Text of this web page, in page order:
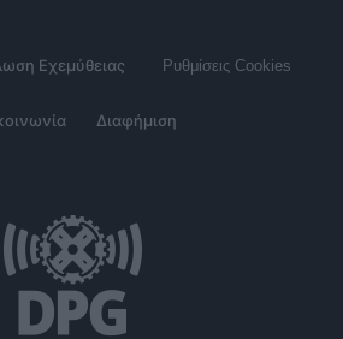
Εχεμύθειας Ρυθμίσεις Cookies
Διαφήμιση